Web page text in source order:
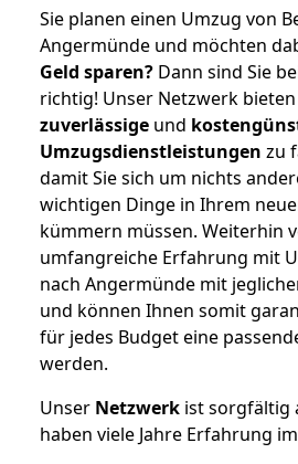
Sie planen einen Umzug von
Angermünde und möchten
Geld sparen? Dann sind Sie
richtig! Unser Netzwerk
zuverlässige und
Umzugsdienstleistungen zu
damit Sie sich um nichts
wichtigen Dinge in Ihrem
kümmern müssen. Weiterhin
umfangreiche Erfahrung mit
nach Angermünde mit
und können Ihnen somit
für jedes Budget eine
werden.
Unser Netzwerk ist sorgfältig
haben viele Jahre Erfahrung